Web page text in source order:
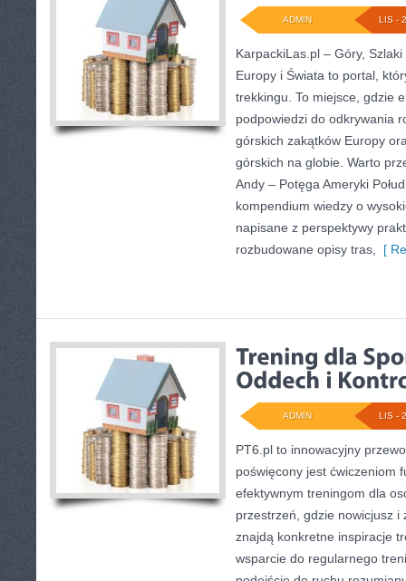
LIS -
ADMIN
KarpackiLas.pl – Góry,
Europy i Świata to portal,
trekkingu. To miejsce, gdzie
podpowiedzi do odkrywania
górskich zakątków Europy
górskich na globie. Warto
Andy – Potęga Ameryki
kompendium wiedzy o
napisane z perspektywy
rozbudowane opisy tras,
[
LIS -
ADMIN
PT6.pl to innowacyjny
poświęcony jest ćwiczeniom
efektywnym treningom dla
przestrzeń, gdzie nowicjusz i
znajdą konkretne inspiracje
wsparcie do regularnego